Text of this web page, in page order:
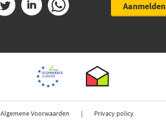
Aanmelden
Algemene Voorwaarden Privacy policy